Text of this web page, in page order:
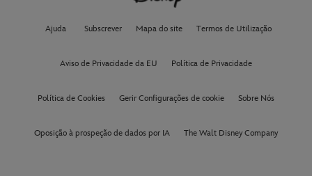
Ajuda Subscrever Mapa do site Termos de Utilização
Aviso de Privacidade da EU Política de Privacidade
Política de Cookies Gerir Configurações de cookie Sobre Nós
Oposição à prospeção de dados por IA The Walt Disney Company